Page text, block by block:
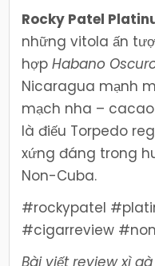
Rocky Patel
những vitola ấn
hợpHabano
Nicaragua mạnh
mạch nha –
là điếu Torpedo
xứng đáng trong
Non-Cuba.
#rockypatel
#cigarreview